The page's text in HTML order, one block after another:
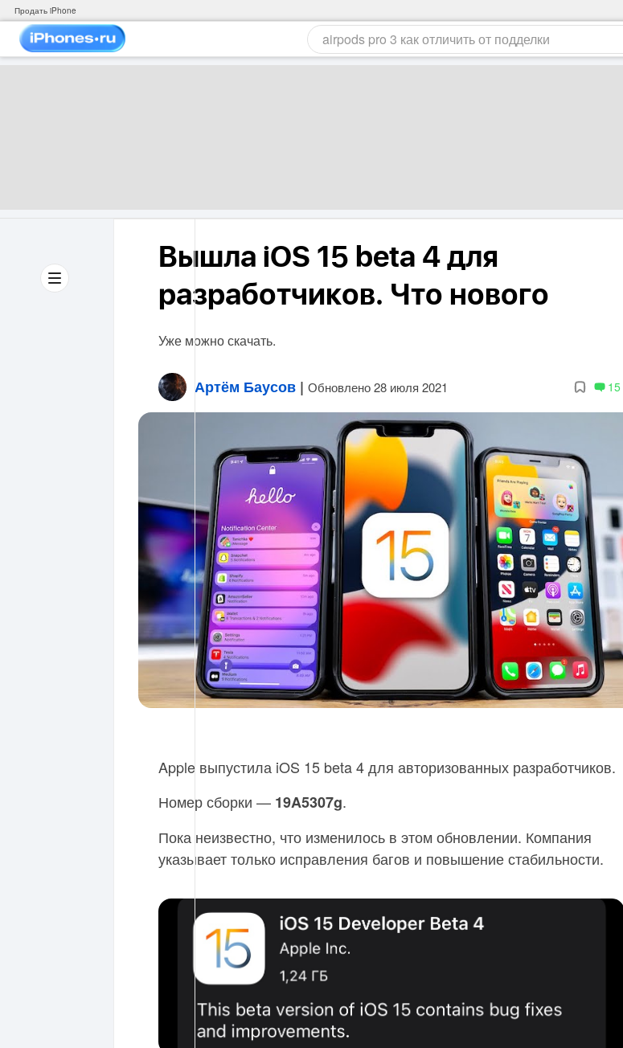
Продать iPhone
Вышла iOS 15 beta 4 для
разработчиков. Что нового
Уже можно скачать.
Артём Баусов | Обновлено 28 июля 2021 15
Apple выпустила iOS 15 beta 4 для авторизованных разработчиков.
Номер сборки — 19A5307g.
Пока неизвестно, что изменилось в этом обновлении. Компания
указывает только исправления багов и повышение стабильности.